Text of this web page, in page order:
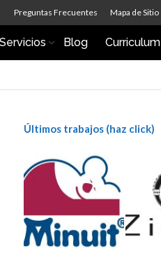
Preguntas Frecuentes Mapa de Sitio
Servicios Blog Curriculum
Últimos trabajos (haz click)